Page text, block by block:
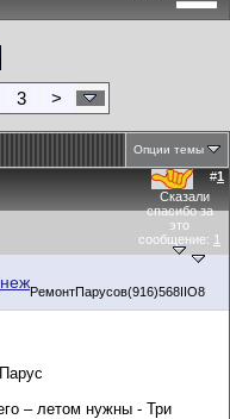
3 >
Опции темы
#1
Сказали
спасибо за
это
сообщение: 1
РемонтПарусов(916)568IIO8
– летом нужны - Три